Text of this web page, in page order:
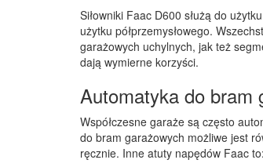
Siłowniki Faac D600 służą do
użytku półprzemysłowego.
garażowych uchylnych, jak też
dają wymierne korzyści.
Automatyka do bram
Współczesne garaże są często
do bram garażowych możliwe jest
ręcznie. Inne atuty napędów Faac to: